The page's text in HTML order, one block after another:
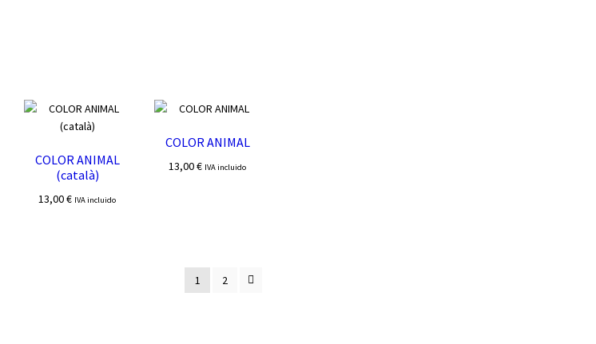
COLOR ANIMAL
(català)
13,00€ IVA incluido
COLOR ANIMAL
13,00€ IVA incluido
1 2